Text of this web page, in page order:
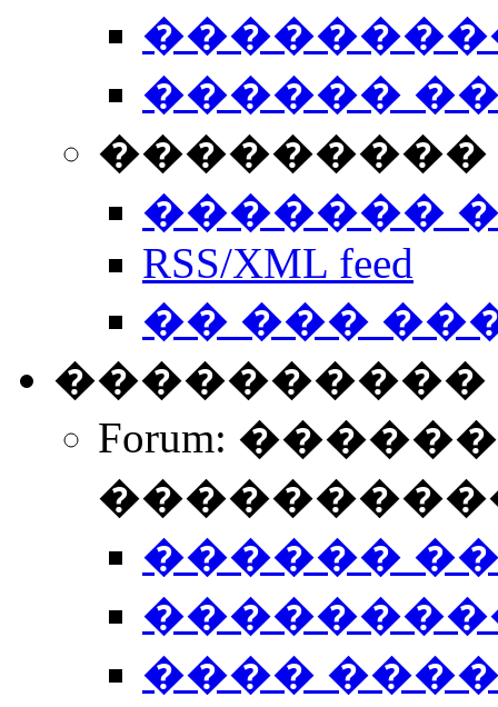
������
���������
�������
RSS/XML feed
�� ���
����������
Forum:
������
����